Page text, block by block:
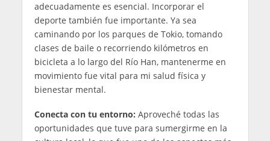
adecuadamente es esencial. Incorporar el
deporte también fue importante. Ya sea
caminando por los parques de Tokio, tomando
clases de baile o recorriendo kilómetros en
bicicleta a lo largo del Río Han, mantenerme en
movimiento fue vital para mi salud física y
bienestar mental.
Conecta con tu entorno: Aproveché todas las
oportunidades que tuve para sumergirme en la